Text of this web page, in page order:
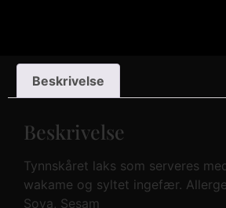
Beskrivelse
Beskrivelse
Tynnskåret laks som serveres
wakame og syltet ingefær.
Soya, Sesam